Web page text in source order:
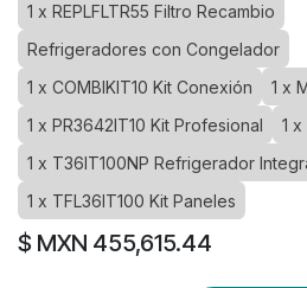
1 x REPLFLTR55 Filtro Recambio
Refrigeradores con Congelador
1 x COMBIKIT10 Kit Conexión
1 x
1 x PR3642IT10 Kit Profesional
1
1 x T36IT100NP Refrigerador
1 x TFL36IT100 Kit Paneles
$ MXN 455,615.44